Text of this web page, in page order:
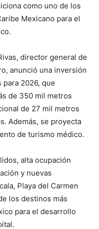
como uno de los
Mexicano para el
director general de
anunció una inversión
2026, que
de 350 mil metros
de 27 mil metros
Además, se proyecta
de turismo médico.
alta ocupación
y nuevas
Playa del Carmen
los destinos más
para el desarrollo